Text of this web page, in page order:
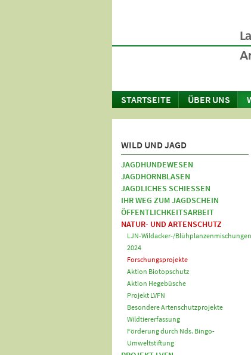
STARTSEITE ÜBER UNS
WILD UND JAGD
JAGDHUNDEWESEN
JAGDHORNBLASEN
JAGDLICHES SCHIESSEN
IHR WEG ZUM JAGDSCHEIN
ÖFFENTLICHKEITSARBEIT
NATUR- UND ARTENSCHUTZ
LJN-Wildacker-/Blühplanzenmischungen
2024
Forschungsprojekte
Aktion Biotopschutz
Aktion Hegebüsche
Projekt LVFN
Besondere Artenschutzprojekte
Wildtiererfassung
Förderung durch Nds. Bingo-
Umweltstiftung